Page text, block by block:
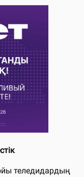
теледидардың